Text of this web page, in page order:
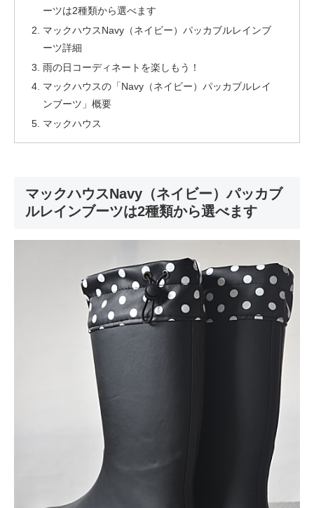
ーツは2種類から選べます
マックハウスNavy（ネイビー）パッカブルレインブ
ーツ詳細
雨の日コーディネートを楽しもう！
マックハウスの「Navy（ネイビー）パッカブルレイ
ンブーツ」概要
マックハウス
マックハウスNavy（ネイビー）パッカブ
ルレインブーツは2種類から選べます